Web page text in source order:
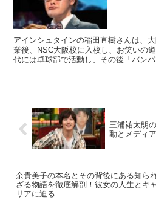
アインシュタインの稲田直樹さんは、
業後、NSC大阪校に入校し、お笑いの
代には卓球部で活動し、その後「バン
三浦祐太朗
動とメディ
余貴美子の本名とその背後にある知ら
ざる物語を徹底解剖！彼女の人生とキャ
リアに迫る